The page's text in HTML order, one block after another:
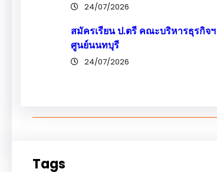
24/07/2026
สมัครเรียน ป.ตรี คณะบริหารธุรกิจฯ
ศูนย์นนทบุรี
24/07/2026
Tags